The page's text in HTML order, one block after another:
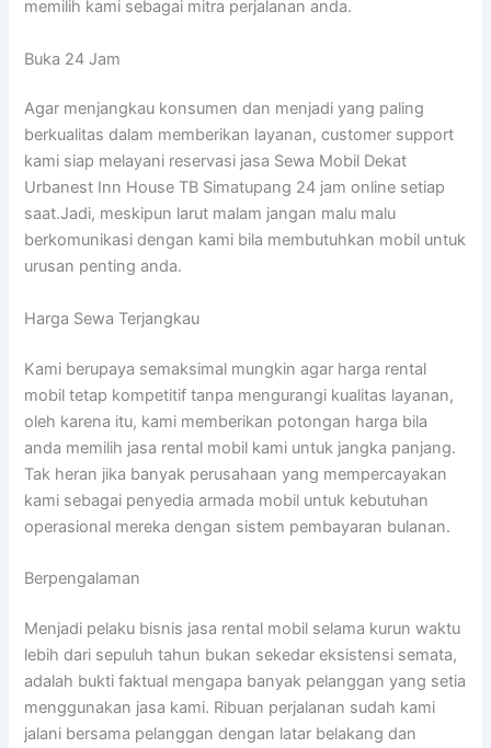
memilih kami sebagai mitra perjalanan anda.
Buka 24 Jam
Agar menjangkau konsumen dan menjadi yang paling
berkualitas dalam memberikan layanan, customer support
kami siap melayani reservasi jasa Sewa Mobil Dekat
Urbanest Inn House TB Simatupang 24 jam online setiap
saat.Jadi, meskipun larut malam jangan malu malu
berkomunikasi dengan kami bila membutuhkan mobil untuk
urusan penting anda.
Harga Sewa Terjangkau
Kami berupaya semaksimal mungkin agar harga rental
mobil tetap kompetitif tanpa mengurangi kualitas layanan,
oleh karena itu, kami memberikan potongan harga bila
anda memilih jasa rental mobil kami untuk jangka panjang.
Tak heran jika banyak perusahaan yang mempercayakan
kami sebagai penyedia armada mobil untuk kebutuhan
operasional mereka dengan sistem pembayaran bulanan.
Berpengalaman
Menjadi pelaku bisnis jasa rental mobil selama kurun waktu
lebih dari sepuluh tahun bukan sekedar eksistensi semata,
adalah bukti faktual mengapa banyak pelanggan yang setia
menggunakan jasa kami. Ribuan perjalanan sudah kami
jalani bersama pelanggan dengan latar belakang dan